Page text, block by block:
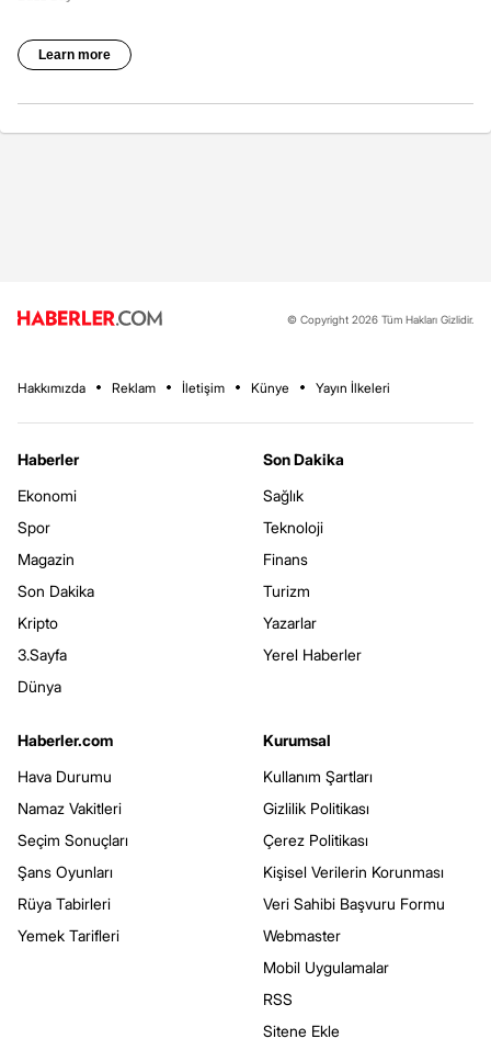
© Copyright 2026 Tüm Hakları Gizlidir.
Hakkımızda Reklam İletişim Künye Yayın İlkeleri
Haberler
Ekonomi
Spor
Magazin
Son Dakika
Kripto
3.Sayfa
Dünya
Son Dakika
Sağlık
Teknoloji
Finans
Turizm
Yazarlar
Yerel Haberler
Haberler.com
Hava Durumu
Namaz Vakitleri
Seçim Sonuçları
Şans Oyunları
Rüya Tabirleri
Yemek Tarifleri
Kurumsal
Kullanım Şartları
Gizlilik Politikası
Çerez Politikası
Kişisel Verilerin Korunması
Veri Sahibi Başvuru Formu
Webmaster
Mobil Uygulamalar
RSS
Sitene Ekle